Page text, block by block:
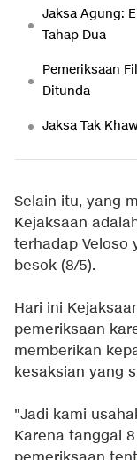
Jaksa Agung:
Tahap Dua
Pemeriksaan
Ditunda
Jaksa Tak
Selain itu, yang
Kejaksaan
terhadap Veloso
besok (8/5).
Hari ini
pemeriksaan
memberikan
kesaksian yang
"Jadi kami
Karena tanggal